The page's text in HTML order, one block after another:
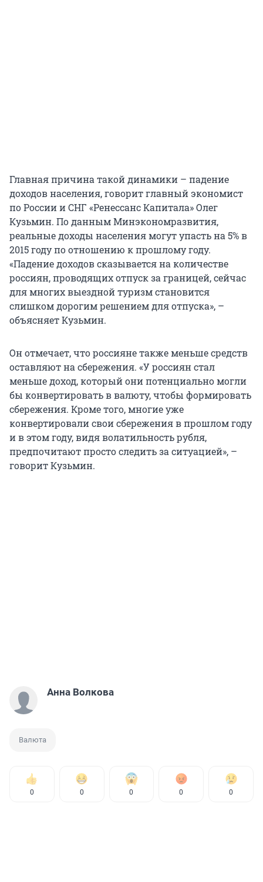
Главная причина такой динамики – падение
доходов населения, говорит главный экономист
по России и СНГ «Ренессанс Капитала» Олег
Кузьмин. По данным Минэкономразвития,
реальные доходы населения могут упасть на 5% в
2015 году по отношению к прошлому году.
«Падение доходов сказывается на количестве
россиян, проводящих отпуск за границей, сейчас
для многих выездной туризм становится
слишком дорогим решением для отпуска», –
объясняет Кузьмин.
Он отмечает, что россияне также меньше средств
оставляют на сбережения. «У россиян стал
меньше доход, который они потенциально могли
бы конвертировать в валюту, чтобы формировать
сбережения. Кроме того, многие уже
конвертировали свои сбережения в прошлом году
и в этом году, видя волатильность рубля,
предпочитают просто следить за ситуацией», –
говорит Кузьмин.
Анна Волкова
Валюта
0 0 0 0 0